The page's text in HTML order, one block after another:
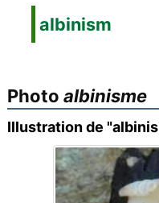
albinism
Photo albinisme
Illustration de